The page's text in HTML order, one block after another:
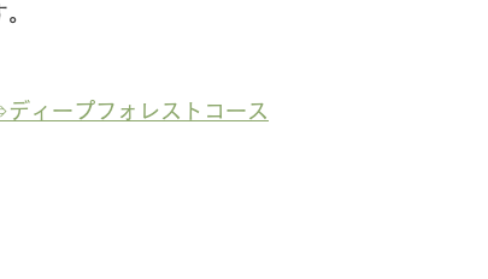
ィープフォレストコース